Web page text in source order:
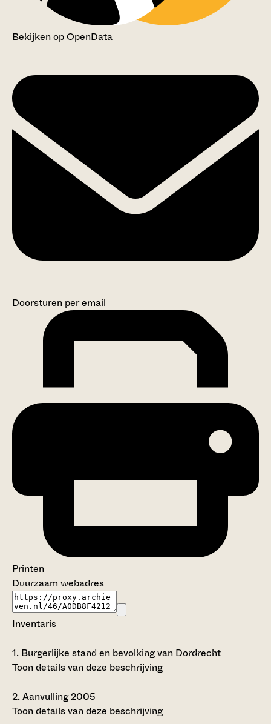
Bekijken op OpenData
Doorsturen per email
Printen
Duurzaam webadres
Inventaris
1. Burgerlijke stand en bevolking van Dordrecht
Toon details van deze beschrijving
2.Aanvulling 2005
Toon details van deze beschrijving